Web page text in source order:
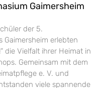
Gaimersheim
der 5.
erlebten
die Vielfalt ihrer Heimat in
Gemeinsam mit dem
e. V. und
viele spannende